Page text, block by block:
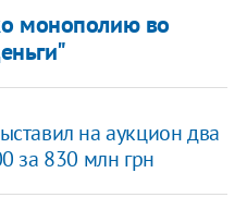
монополию во
на аукцион два
за 830 млн грн